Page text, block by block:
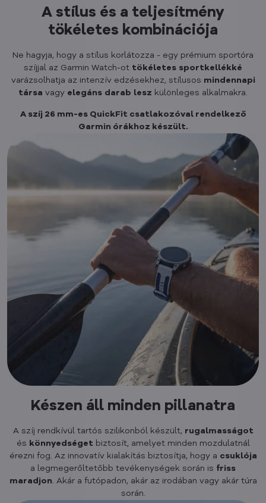
A stílus és a teljesítmény
tökéletes kombinációja
Ne hagyja, hogy a stílus korlátozza - egy prémium sportóra
szíjjal az Garmin Watch-ot tökéletes sportkellékké
varázsolhatja az intenzív edzésekhez, stílusos mindennapi
társa vagy elegáns darab lesz különleges alkalmakra.
A szíj 26 mm-es QuickFit csatlakozóval rendelkező
Garmin órákhoz készült.
Készen áll minden pillanatra
A szíj rendkívül tartós szilikonból készült, rugalmasságot
és könnyedséget biztosít, amelyet minden mozdulatnál
érezni fog. Az innovatív kialakítás biztosítja, hogy a csuklója
a legmegerőltetőbb tevékenységek során is friss
maradjon. Akár a futópadon, akár az irodában vagy akár túra
során.